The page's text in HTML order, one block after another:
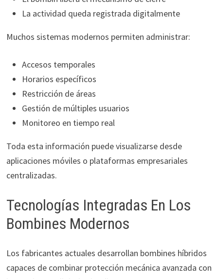
La actividad queda registrada digitalmente
Muchos sistemas modernos permiten administrar:
Accesos temporales
Horarios específicos
Restricción de áreas
Gestión de múltiples usuarios
Monitoreo en tiempo real
Toda esta información puede visualizarse desde
aplicaciones móviles o plataformas empresariales
centralizadas.
Tecnologías Integradas En Los
Bombines Modernos
Los fabricantes actuales desarrollan bombines híbridos
capaces de combinar protección mecánica avanzada con